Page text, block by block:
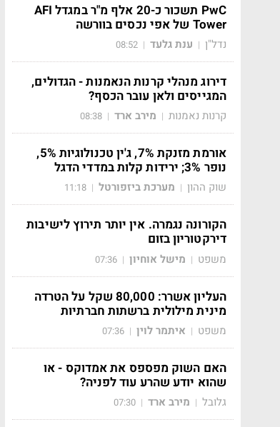
PwC תשכור כ-20 אלף מ"ר במגדל AFI
Tower של אפי נכסים בוורשה
נדל"ן | ענת גלעד |
08:52
דירוג מנהלי קרנות הנאמנות - הגדולים,
המגייסים ולאן עובר הכסף?
קרנות נאמנות | מירב ארד |
08:38
אורמת מזנקת 7%, ג'ין טכנולוגיות 5%,
נופר 3%; ירידות קלות במדדי הדגל
שוק ההון | מערכת ביזפורטל |
11:18
הקורונה נגמרה. אין יותר תירוץ לישיבות
דירקטוריון בזום
משפט | מישל אוחיון |
07:36
העליון אשרר: 80,000 שקל על הטרדה
מינית מילולית ברשתות חברתיות
משפט | איתמר לוין |
07:36
האם השוק מפספס את אמדוקס - או
שהוא יודע שהרע עוד לפניה?
גלובל | מירב ארד |
07:30